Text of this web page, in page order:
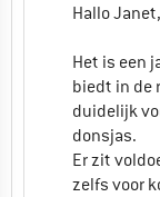
Hallo Janet,
Het is een
biedt in de
duidelijk
donsjas.
Er zit
zelfs voor